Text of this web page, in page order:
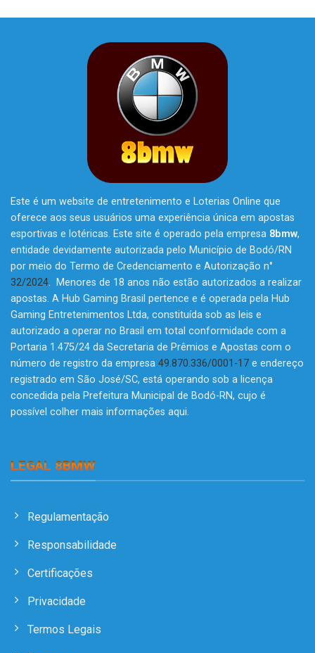
Este é um website de entretenimento e Loterias Online que
oferece aos seus usuários uma experiência única em apostas
esportivas e lotéricas. Este site é operado pela empresa 8bmw,
entidade devidamente autorizada pelo Município de Bodó/RN
por meio do Termo de Credenciamento e Autorização n°
32/2024. Menores de 18 anos não estão autorizados a realizar
apostas. A Hub Gaming Brasil pertence e é operada pela Hub
Gaming Entretenimentos Ltda, constituída sob as leis e
autorizado a operar no Brasil em total conformidade com a
Portaria 1.475/24 da Secretaria de Prêmios e Apostas com o
número de registro da empresa 49.870.336/0001-17 e endereço
registrado em São José/SC, está operando sob a licença
concedida pela Prefeitura Municipal de Bodó-RN, cujo é
possível colher mais informações aqui.
LEGAL 8BMW
Regulamentação
Responsabilidade
Certificações
Privacidade
Termos Legais